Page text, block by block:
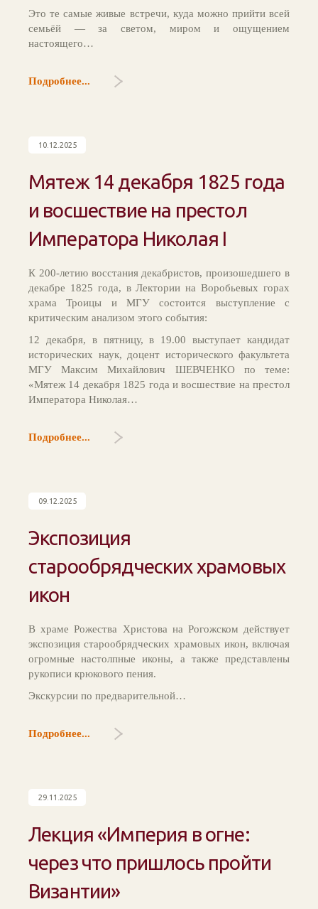
Это те самые живые встречи, куда можно прийти всей
семьёй — за светом, миром и ощущением
настоящего…
Подробнее...
10.12.2025
Мятеж 14 декабря 1825 года
и восшествие на престол
Императора Николая I
К 200-летию восстания декабристов, произошедшего в
декабре 1825 года, в Лектории на Воробьевых горах
храма Троицы и МГУ состоится выступление с
критическим анализом этого события:
12 декабря, в пятницу, в 19.00 выступает кандидат
исторических наук, доцент исторического факультета
МГУ Максим Михайлович ШЕВЧЕНКО по теме:
«Мятеж 14 декабря 1825 года и восшествие на престол
Императора Николая…
Подробнее...
09.12.2025
Экспозиция
старообрядческих храмовых
икон
В храме Рожества Христова на Рогожском действует
экспозиция старообрядческих храмовых икон, включая
огромные настолпные иконы, а также представлены
рукописи крюкового пения.
Экскурсии по предварительной…
Подробнее...
29.11.2025
Лекция «Империя в огне:
через что пришлось пройти
Византии»